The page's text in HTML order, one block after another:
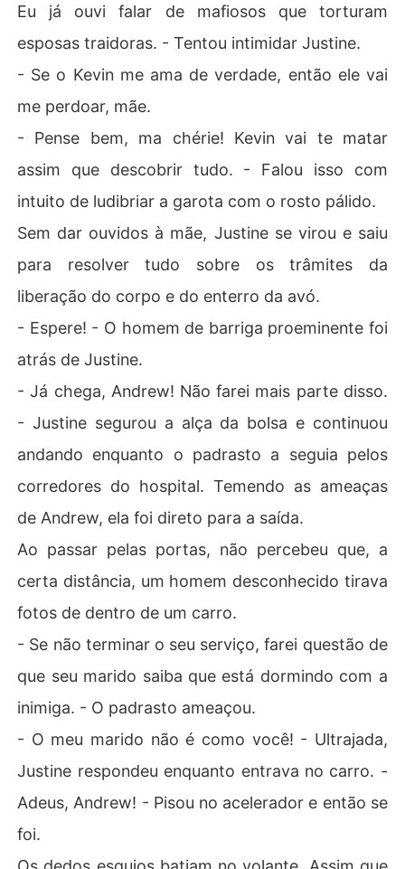
Eu já ouvi falar de mafiosos que torturam
esposas traidoras. - Tentou intimidar Justine.
- Se o Kevin me ama de verdade, então ele vai
me perdoar, mãe.
- Pense bem, ma chérie! Kevin vai te matar
assim que descobrir tudo. - Falou isso com
intuito de ludibriar a garota com o rosto pálido.
Sem dar ouvidos à mãe, Justine se virou e saiu
para resolver tudo sobre os trâmites da
liberação do corpo e do enterro da avó.
- Espere! - O homem de barriga proeminente foi
atrás de Justine.
- Já chega, Andrew! Não farei mais parte disso.
- Justine segurou a alça da bolsa e continuou
andando enquanto o padrasto a seguia pelos
corredores do hospital. Temendo as ameaças
de Andrew, ela foi direto para a saída.
Ao passar pelas portas, não percebeu que, a
certa distância, um homem desconhecido tirava
fotos de dentro de um carro.
- Se não terminar o seu serviço, farei questão de
que seu marido saiba que está dormindo com a
inimiga. - O padrasto ameaçou.
- O meu marido não é como você! - Ultrajada,
Justine respondeu enquanto entrava no carro. -
Adeus, Andrew! - Pisou no acelerador e então se
foi.